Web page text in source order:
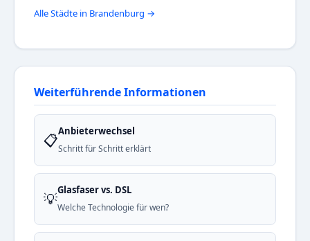
Alle Städte in Brandenburg →
Weiterführende Informationen
📋Anbieterwechsel
Schritt für Schritt erklärt
💡Glasfaser vs. DSL
Welche Technologie für wen?